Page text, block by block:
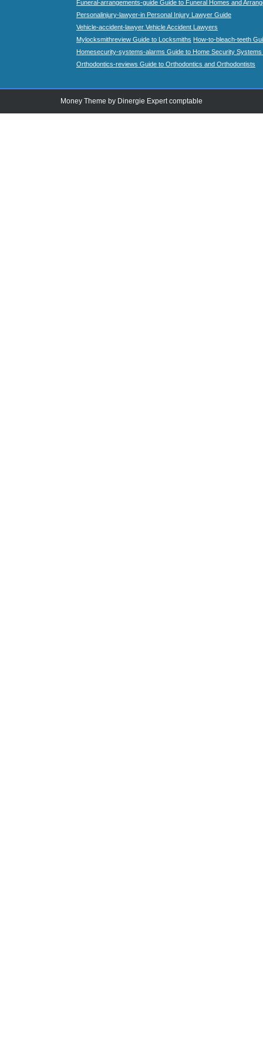
Funeral-arrangements-guide Guide to Funeral Homes and
Personalinjury-lawyer-in Personal Injury Lawyer Guide
Vehicle-accident-lawyer Vehicle Accident Lawyers
Mylocksmithreview Guide to Locksmiths How-to-bleach-teeth
Homesecurity-systems-alarms Guide to Home Security Systems
Orthodontics-reviews Guide to Orthodontics and Orthodontists
Money Theme by Dinergie Expert comptable